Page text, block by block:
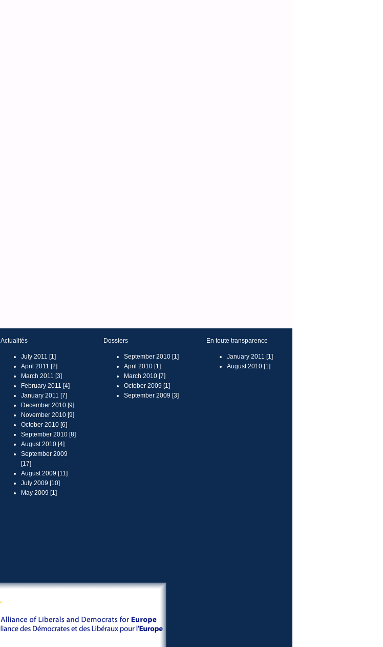
Actualités
July 2011 [1]
April 2011 [2]
March 2011 [3]
February 2011 [4]
January 2011 [7]
December 2010 [9]
November 2010 [9]
October 2010 [6]
September 2010 [8]
August 2010 [4]
September 2009
[17]
August 2009 [11]
July 2009 [10]
May 2009 [1]
Dossiers
September 2010 [1]
April 2010 [1]
March 2010 [7]
October 2009 [1]
September 2009 [3]
En toute transparence
January 2011 [1]
August 2010 [1]